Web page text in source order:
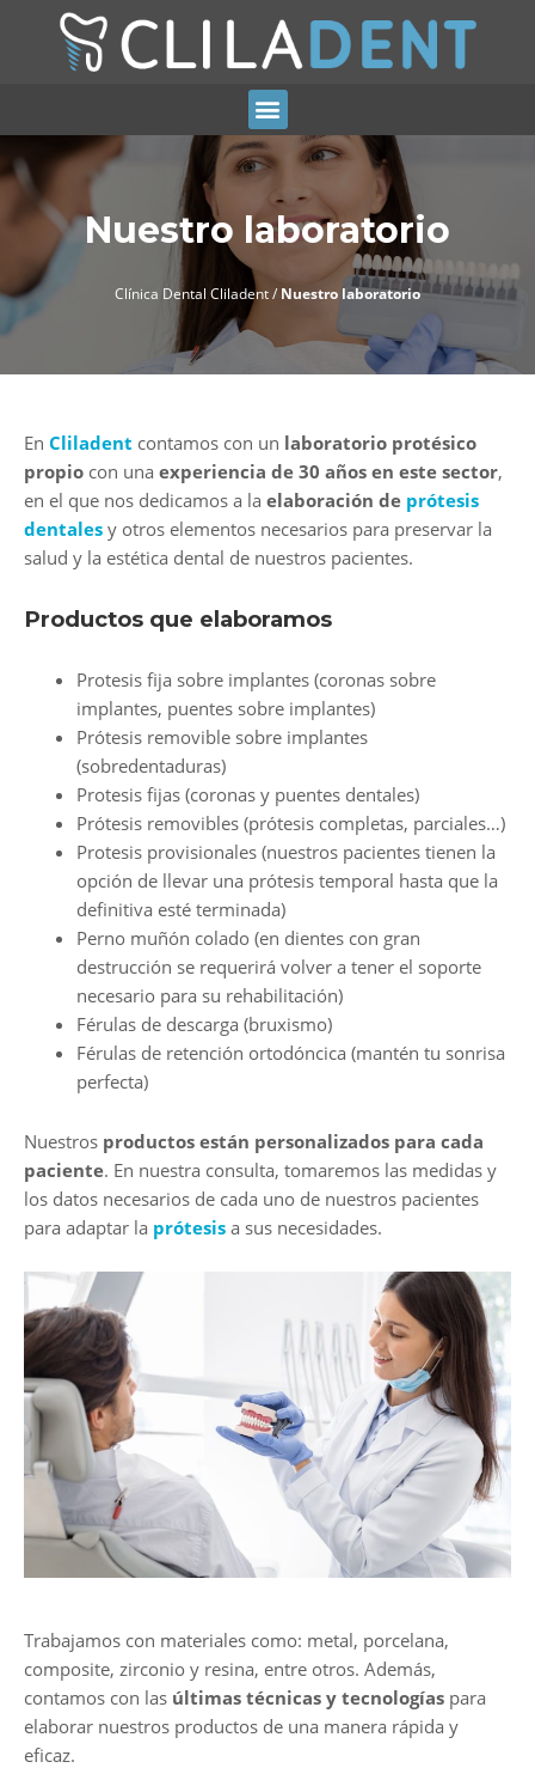
Nuestro laboratorio
Clínica Dental Cliladent/ Nuestro laboratorio
En Cliladent contamos con un laboratorio protésico
propio con una experiencia de 30 años en este sector,
en el que nos dedicamos a la elaboración de prótesis
dentales y otros elementos necesarios para preservar la
salud y la estética dental de nuestros pacientes.
Productos que elaboramos
Protesis fija sobre implantes (coronas sobre
implantes, puentes sobre implantes)
Prótesis removible sobre implantes
(sobredentaduras)
Protesis fijas (coronas y puentes dentales)
Prótesis removibles (prótesis completas, parciales…)
Protesis provisionales (nuestros pacientes tienen la
opción de llevar una prótesis temporal hasta que la
definitiva esté terminada)
Perno muñón colado (en dientes con gran
destrucción se requerirá volver a tener el soporte
necesario para su rehabilitación)
Férulas de descarga (bruxismo)
Férulas de retención ortodóncica (mantén tu sonrisa
perfecta)
Nuestros productos están personalizados para cada
paciente. En nuestra consulta, tomaremos las medidas y
los datos necesarios de cada uno de nuestros pacientes
para adaptar la prótesis a sus necesidades.
Trabajamos con materiales como: metal, porcelana,
composite, zirconio y resina, entre otros. Además,
contamos con las últimas técnicas y tecnologías para
elaborar nuestros productos de una manera rápida y
eficaz.